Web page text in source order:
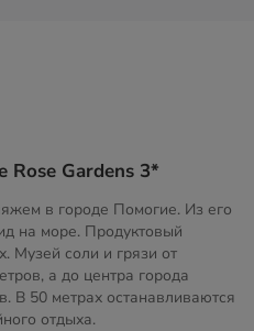
Rose Gardens 3*
в городе Помогие. Из его
на море. Продуктовый
Музей соли и грязи от
а до центра города
В 50 метрах останавливаются
отдыха.